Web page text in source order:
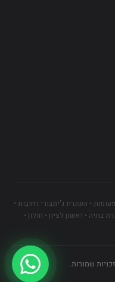
• השכרת ג'ימבורי רחובות •
בתיה • ראשון לציון • חולון •